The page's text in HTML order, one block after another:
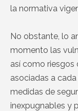
la normativa
No obstante, lo
momento las
así como riesgos
asociadas a
medidas de
inexpugnables y